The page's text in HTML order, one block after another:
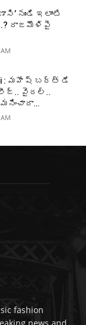
నుండి ఇలాంటి
రాజమౌళిపై
: మహేష్ బర్త్ డే
వైరల్..
fashion
news and